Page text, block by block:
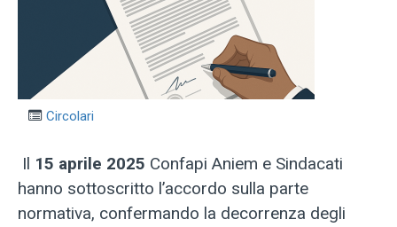
Circolari
Il 15 aprile 2025 Confapi Aniem e Sindacati
hanno sottoscritto l’accordo sulla parte
normativa, confermando la decorrenza degli